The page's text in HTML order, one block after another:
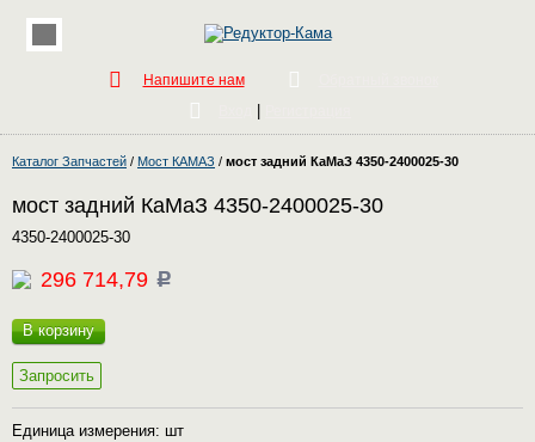
Напишите нам
Каталог Запчастей / Мост КАМАЗ / мост задний КаМаЗ 4350-2400025-30
мост задний КаМаЗ 4350-2400025-30
4350-2400025-30
296 714,79 c
В корзину
Запросить
Единица измерения: шт